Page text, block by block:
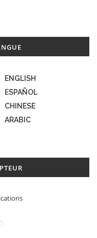
ENGLISH
ESPAÑOL
CHINESE
ARABIC